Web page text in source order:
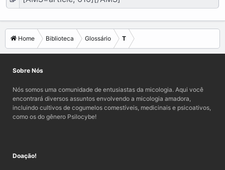
Home Biblioteca Glossário T
Sobre Nós
Nós somos uma comunidade de entusiastas da micologia. Aqui você
encontrará diversos assuntos envolvendo a micologia amadora,
incluindo cultivos de cogumelos comestíveis, medicinais e psicoativos,
como os do gênero Psilocybe!
Doação!